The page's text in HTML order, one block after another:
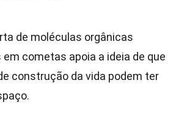
de moléculas orgânicas
cometas apoia a ideia de que
construção da vida podem ter